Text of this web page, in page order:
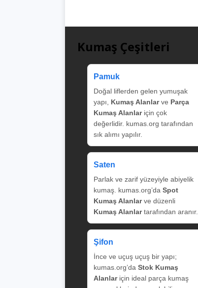
Kumaş Çeşitleri
Pamuk
Doğal liflerden gelen yumuşak
yapı, Kumaş Alanlarve Parça
Kumaş Alanlariçin çok
değerlidir. kumas.org tarafından
sık alımı yapılır.
Saten
Parlak ve zarif yüzeyiyle abiyelik
kumaş. kumas.org’da Spot
Kumaş Alanlarve düzenli
Kumaş Alanlartarafından aranır.
Şifon
İnce ve uçuş uçuş bir yapı;
kumas.org’da Stok Kumaş
Alanlariçin ideal parça kumaş